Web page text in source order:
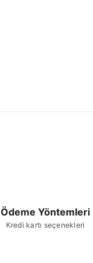
Ödeme Yöntemleri
Kredi kartı seçenekleri